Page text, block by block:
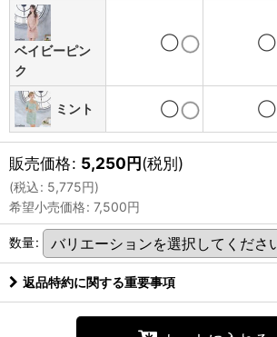
ベイビーピン
ク
◯ ◯
ミント ◯ ◯
販売価格: 5,250円(税別)
(税込: 5,775円)
希望小売価格: 7,500円
数量:
返品特約に関する重要事項